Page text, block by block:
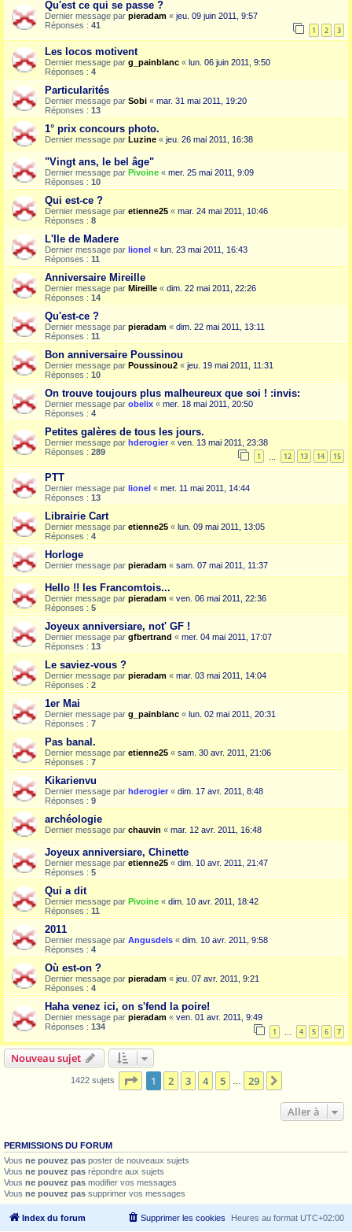
Qu'est ce qui se passe ?
Dernier message par pieradam « jeu. 09 juin 2011, 9:57
Réponses : 41 1 2 3
Les locos motivent
Dernier message par g_painblanc « lun. 06 juin 2011, 9:50
Réponses : 4
Particularités
Dernier message par Sobi « mar. 31 mai 2011, 19:20
Réponses : 13
1° prix concours photo.
Dernier message par Luzine « jeu. 26 mai 2011, 16:38
"Vingt ans, le bel âge"
Dernier message par Pivoine « mer. 25 mai 2011, 9:09
Réponses : 10
Qui est-ce ?
Dernier message par etienne25 « mar. 24 mai 2011, 10:46
Réponses : 8
L'Ile de Madere
Dernier message par lionel « lun. 23 mai 2011, 16:43
Réponses : 11
Anniversaire Mireille
Dernier message par Mireille « dim. 22 mai 2011, 22:26
Réponses : 14
Qu'est-ce ?
Dernier message par pieradam « dim. 22 mai 2011, 13:11
Réponses : 11
Bon anniversaire Poussinou
Dernier message par Poussinou2 « jeu. 19 mai 2011, 11:31
Réponses : 10
On trouve toujours plus malheureux que soi ! :invis:
Dernier message par obelix « mer. 18 mai 2011, 20:50
Réponses : 4
Petites galères de tous les jours.
Dernier message par hderogier « ven. 13 mai 2011, 23:38
Réponses : 289 1 12 13 14 15
PTT
Dernier message par lionel « mer. 11 mai 2011, 14:44
Réponses : 13
Librairie Cart
Dernier message par etienne25 « lun. 09 mai 2011, 13:05
Réponses : 4
Horloge
Dernier message par pieradam « sam. 07 mai 2011, 11:37
Hello !! les Francomtois...
Dernier message par pieradam « ven. 06 mai 2011, 22:36
Réponses : 5
Joyeux anniversiare, not' GF !
Dernier message par gfbertrand « mer. 04 mai 2011, 17:07
Réponses : 13
Le saviez-vous ?
Dernier message par pieradam « mar. 03 mai 2011, 14:04
Réponses : 2
1er Mai
Dernier message par g_painblanc « lun. 02 mai 2011, 20:31
Réponses : 7
Pas banal.
Dernier message par etienne25 « sam. 30 avr. 2011, 21:06
Réponses : 7
Kikarienvu
Dernier message par hderogier « dim. 17 avr. 2011, 8:48
Réponses : 9
archéologie
Dernier message par chauvin « mar. 12 avr. 2011, 16:48
Joyeux anniversiare, Chinette
Dernier message par etienne25 « dim. 10 avr. 2011, 21:47
Réponses : 5
Qui a dit
Dernier message par Pivoine « dim. 10 avr. 2011, 18:42
Réponses : 11
2011
Dernier message par Angusdels « dim. 10 avr. 2011, 9:58
Réponses : 4
Où est-on ?
Dernier message par pieradam « jeu. 07 avr. 2011, 9:21
Réponses : 4
Haha venez ici, on s'fend la poire!
Dernier message par pieradam « ven. 01 avr. 2011, 9:49
Réponses : 134 1 4 5 6 7
Nouveau sujet
1422 sujets Page 1sur29
1 2 3 4 5 29
Aller à
PERMISSIONS DU FORUM
Vous ne pouvez pas poster de nouveaux sujets
Vous ne pouvez pas répondre aux sujets
Vous ne pouvez pas modifier vos messages
Vous ne pouvez pas supprimer vos messages
Index du forum Heures au format UTC+02:00
Supprimer les cookies